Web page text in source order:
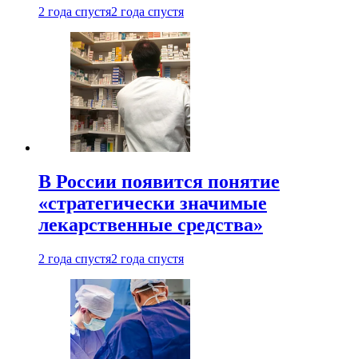
2 года спустя2 года спустя
В России появится понятие
«стратегически значимые
лекарственные средства»
2 года спустя2 года спустя